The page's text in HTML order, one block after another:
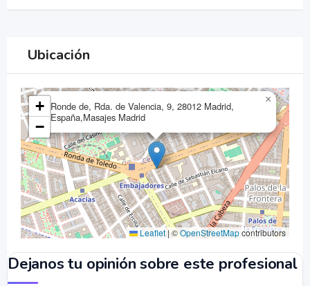
Ubicación
Ronde de, Rda. de Valencia, 9, 28012 Madrid,
España,Masajes Madrid
×
+
−
Leaflet |©OpenStreetMapcontributors
Dejanos tu opinión sobre este profesional